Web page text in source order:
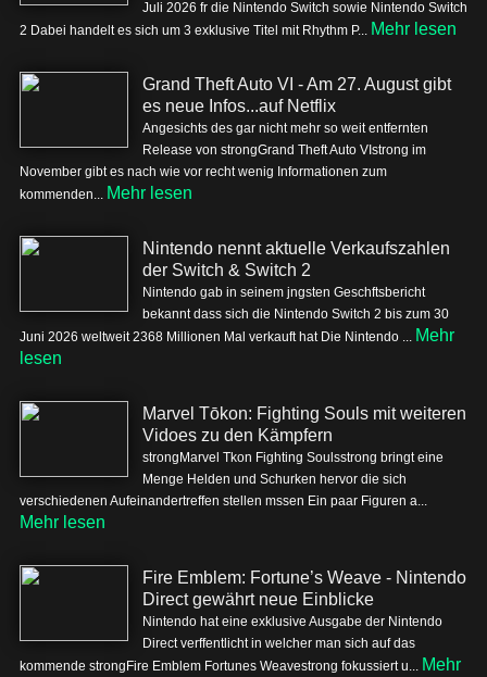
Juli 2026 fr die Nintendo Switch sowie Nintendo Switch
2 Dabei handelt es sich um 3 exklusive Titel mit Rhythm P... Mehr lesen
Grand Theft Auto VI - Am 27. August gibt
es neue Infos...auf Netflix
Angesichts des gar nicht mehr so weit entfernten
Release von strongGrand Theft Auto VIstrong im
November gibt es nach wie vor recht wenig Informationen zum
kommenden... Mehr lesen
Nintendo nennt aktuelle Verkaufszahlen
der Switch & Switch 2
Nintendo gab in seinem jngsten Geschftsbericht
bekannt dass sich die Nintendo Switch 2 bis zum 30
Juni 2026 weltweit 2368 Millionen Mal verkauft hat Die Nintendo ... Mehr
lesen
Marvel Tōkon: Fighting Souls mit weiteren
Vidoes zu den Kämpfern
strongMarvel Tkon Fighting Soulsstrong bringt eine
Menge Helden und Schurken hervor die sich
verschiedenen Aufeinandertreffen stellen mssen Ein paar Figuren a...
Mehr lesen
Fire Emblem: Fortune’s Weave - Nintendo
Direct gewährt neue Einblicke
Nintendo hat eine exklusive Ausgabe der Nintendo
Direct verffentlicht in welcher man sich auf das
kommende strongFire Emblem Fortunes Weavestrong fokussiert u... Mehr